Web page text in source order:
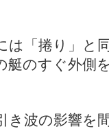
は「捲り」と
艇のすぐ外側
き波の影響を